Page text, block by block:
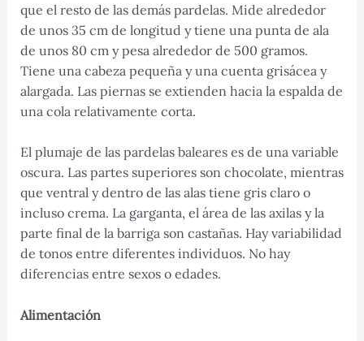
que el resto de las demás pardelas. Mide alrededor
de unos 35 cm de longitud y tiene una punta de ala
de unos 80 cm y pesa alrededor de 500 gramos.
Tiene una cabeza pequeña y una cuenta grisácea y
alargada. Las piernas se extienden hacia la espalda de
una cola relativamente corta.
El plumaje de las pardelas baleares es de una variable
oscura. Las partes superiores son chocolate, mientras
que ventral y dentro de las alas tiene gris claro o
incluso crema. La garganta, el área de las axilas y la
parte final de la barriga son castañas. Hay variabilidad
de tonos entre diferentes individuos. No hay
diferencias entre sexos o edades.
Alimentación